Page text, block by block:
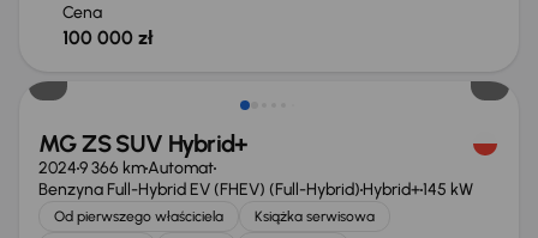
Cena
100 000 zł
MG ZS SUV Hybrid+
20249 366 kmAutomat
Benzyna Full-Hybrid EV (FHEV) (Full-Hybrid) Hybrid+145 kW
Od pierwszego właściciela
Książka serwisowa